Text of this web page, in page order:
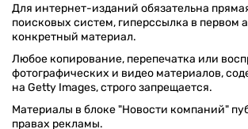
Для интернет-изданий обязательна
поисковых систем, гиперссылка в первом
конкретный материал.
Любое копирование, перепечатка или
фотографических и видео материалов,
на Getty Images, строго запрещается.
Материалы в блоке "Новости компаний"
правах рекламы.